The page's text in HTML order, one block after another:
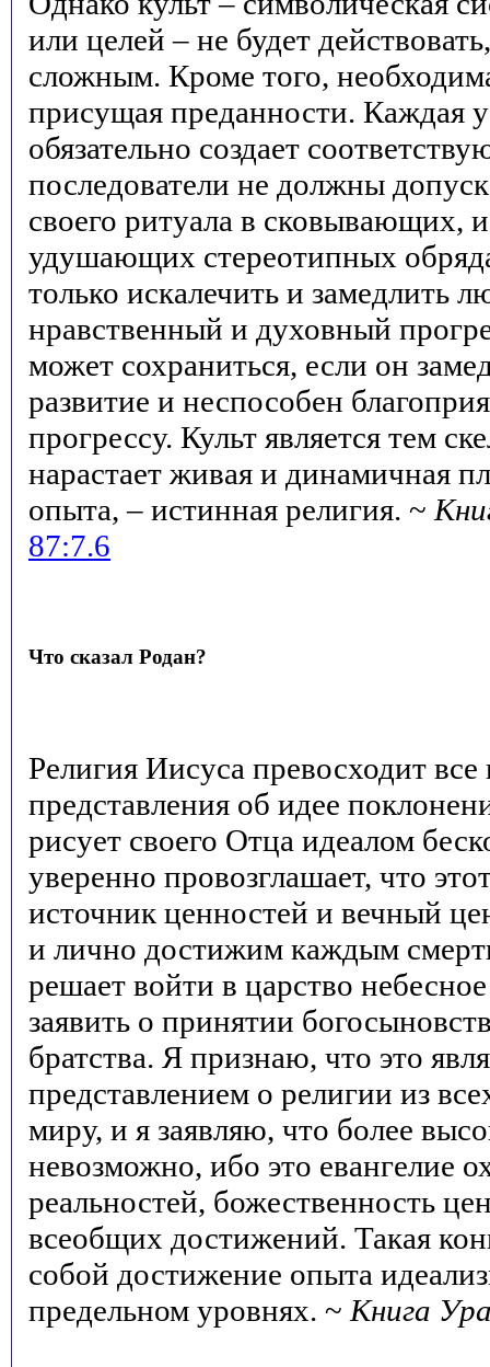
или целей – не будет
сложным. Кроме того,
присущая преданности. Каждая
обязательно создает
последователи не должны
своего ритуала в сковывающих,
удушающих стереотипных
только искалечить и замедлить
нравственный и духовный
может сохраниться, если он
развитие и неспособен
прогрессу. Культ является тем
нарастает живая и динамичная
опыта, – истинная религия. ~
87:7.6
Что сказал Родан?
Религия Иисуса превосходит
представления об идее
рисует своего Отца идеалом
уверенно провозглашает, что
источник ценностей и вечный
и лично достижим каждым
решает войти в царство
заявить о принятии
братства. Я признаю, что это
представлением о религии из
миру, и я заявляю, что более
невозможно, ибо это евангелие
реальностей, божественность
всеобщих достижений. Такая
собой достижение опыта
предельном уровнях. ~ Книга